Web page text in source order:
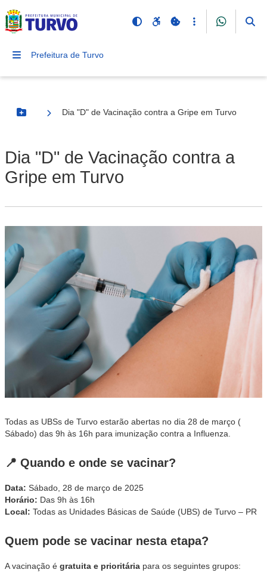
Prefeitura de Turvo
Botão Menu
Dia "D" de Vacinação contra a Gripe em Turvo
Dia "D" de Vacinação contra a
Gripe em Turvo
Todas as UBSs de Turvo estarão abertas no dia 28 de março (
Sábado) das 9h às 16h para imunização contra a Influenza.
📍 Quando e onde se vacinar?
Data: Sábado, 28 de março de 2025
Horário: Das 9h às 16h
Local: Todas as Unidades Básicas de Saúde (UBS) de Turvo – PR
Quem pode se vacinar nesta etapa?
A vacinação é gratuita e prioritária para os seguintes grupos: